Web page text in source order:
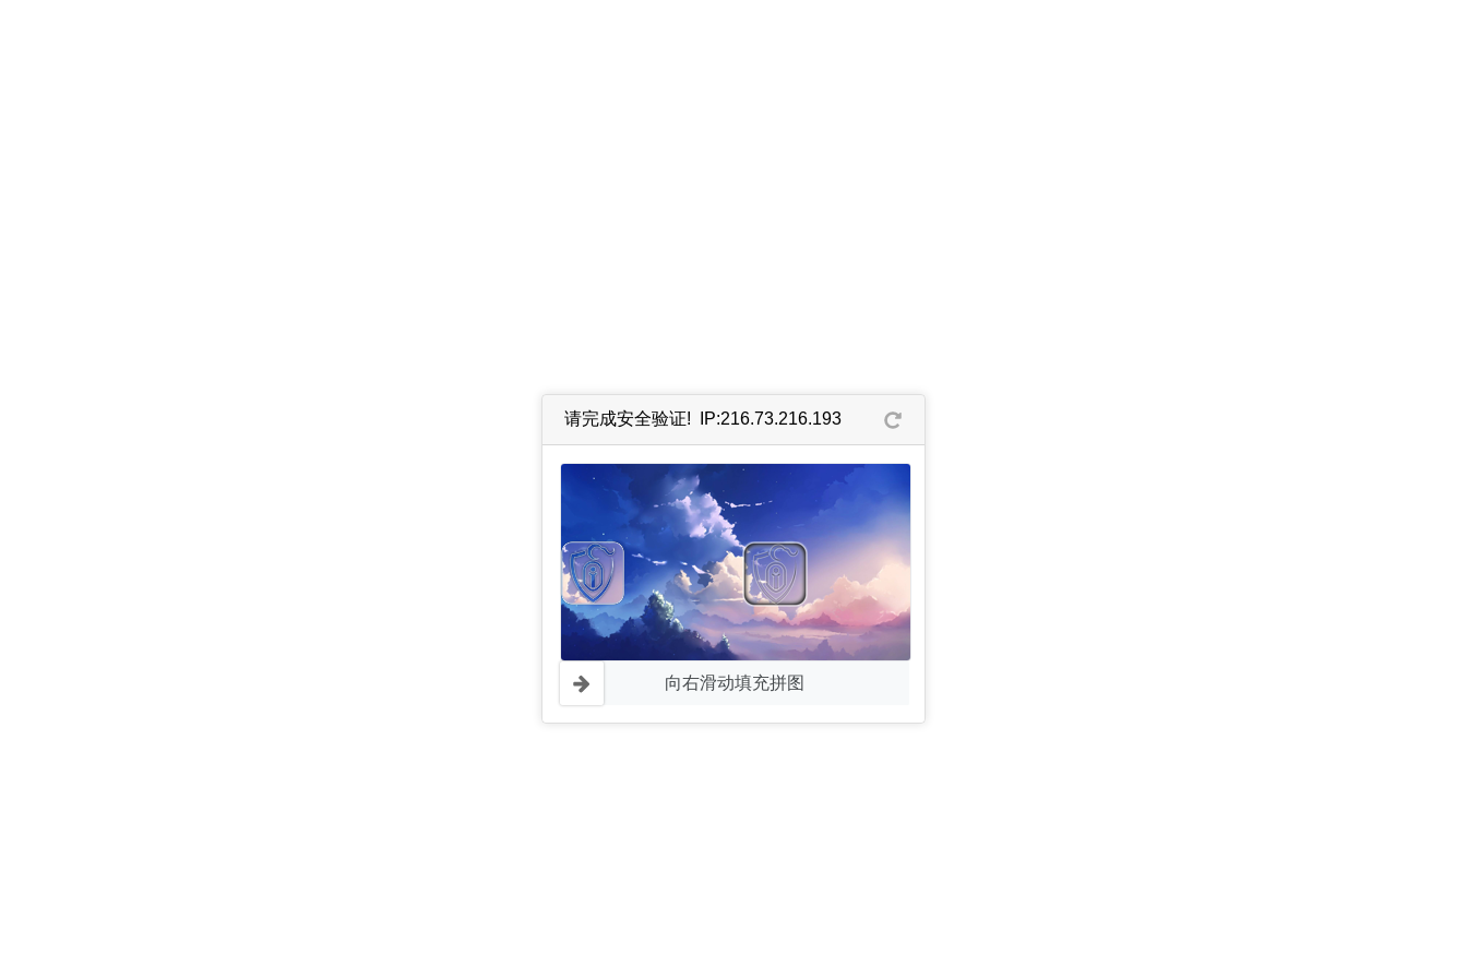
请完成安全验证! IP:216.73.216.193
向右滑动填充拼图